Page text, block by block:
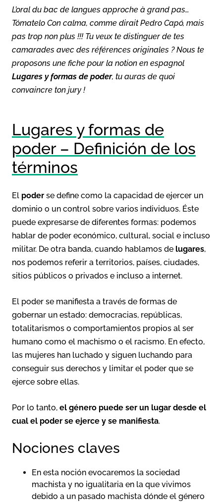
L’oral du bac de langues approche à grand pas…
Tómatelo Con calma, comme dirait Pedro Capó, mais
pas trop non plus !!! Tu veux te distinguer de tes
camarades avec des références originales ? Nous te
proposons une fiche pour la notion en espagnol
Lugares y formas de poder, tu auras de quoi
convaincre ton jury !
Lugares y formas de
poder – Definición de los
términos
El poder se define como la capacidad de ejercer un
dominio o un control sobre varios individuos. Éste
puede expresarse de diferentes formas: podemos
hablar de poder económico, cultural, social e incluso
militar. De otra banda, cuando hablamos de lugares,
nos podemos referir a territorios, países, ciudades,
sitios públicos o privados e incluso a internet.
El poder se manifiesta a través de formas de
gobernar un estado: democracias, repúblicas,
totalitarismos o comportamientos propios al ser
humano como el machismo o el racismo. En efecto,
las mujeres han luchado y siguen luchando para
conseguir sus derechos y limitar el poder que se
ejerce sobre ellas.
Por lo tanto, el género puede ser un lugar desde el
cual el poder se ejerce y se manifiesta.
Nociones claves
En esta noción evocaremos la sociedad
machista y no igualitaria en la que vivimos
debido a un pasado machista dónde el género